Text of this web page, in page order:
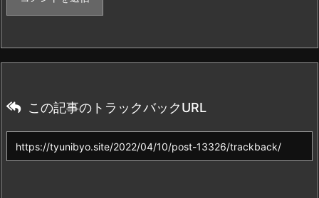
この記事のトラックバックURL